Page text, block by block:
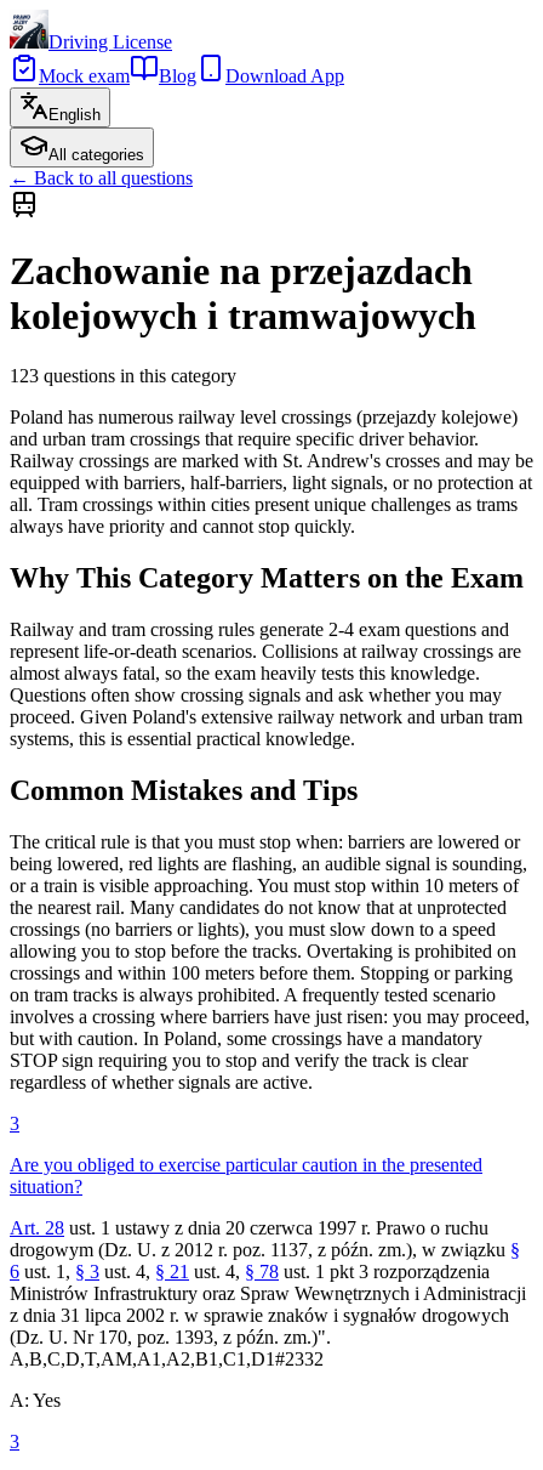
Driving License
Mock exam
Blog Download App
English
All categories
← Back to all questions
Zachowanie na przejazdach
kolejowych i tramwajowych
123 questions in this category
Poland has numerous railway level crossings (przejazdy kolejowe)
and urban tram crossings that require specific driver behavior.
Railway crossings are marked with St. Andrew's crosses and may be
equipped with barriers, half-barriers, light signals, or no protection at
all. Tram crossings within cities present unique challenges as trams
always have priority and cannot stop quickly.
Why This Category Matters on the Exam
Railway and tram crossing rules generate 2-4 exam questions and
represent life-or-death scenarios. Collisions at railway crossings are
almost always fatal, so the exam heavily tests this knowledge.
Questions often show crossing signals and ask whether you may
proceed. Given Poland's extensive railway network and urban tram
systems, this is essential practical knowledge.
Common Mistakes and Tips
The critical rule is that you must stop when: barriers are lowered or
being lowered, red lights are flashing, an audible signal is sounding,
or a train is visible approaching. You must stop within 10 meters of
the nearest rail. Many candidates do not know that at unprotected
crossings (no barriers or lights), you must slow down to a speed
allowing you to stop before the tracks. Overtaking is prohibited on
crossings and within 100 meters before them. Stopping or parking
on tram tracks is always prohibited. A frequently tested scenario
involves a crossing where barriers have just risen: you may proceed,
but with caution. In Poland, some crossings have a mandatory
STOP sign requiring you to stop and verify the track is clear
regardless of whether signals are active.
3
Are you obliged to exercise particular caution in the presented
situation?
Art. 28 ust. 1 ustawy z dnia 20 czerwca 1997 r. Prawo o ruchu
drogowym (Dz. U. z 2012 r. poz. 1137, z późn. zm.), w związku §
6 ust. 1, § 3 ust. 4, § 21 ust. 4, § 78 ust. 1 pkt 3 rozporządzenia
Ministrów Infrastruktury oraz Spraw Wewnętrznych i Administracji
z dnia 31 lipca 2002 r. w sprawie znaków i sygnałów drogowych
(Dz. U. Nr 170, poz. 1393, z późn. zm.)".
A,B,C,D,T,AM,A1,A2,B1,C1,D1#2332
A: Yes
3